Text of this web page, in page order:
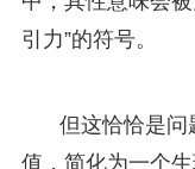
引力”的符号。
但这恰恰是问
值，简化为一个